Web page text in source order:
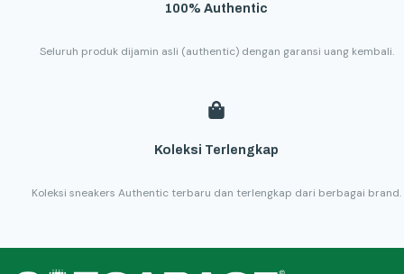
100% Authentic
Seluruh produk dijamin asli (authentic) dengan garansi uang kembali.
Koleksi Terlengkap
Koleksi sneakers Authentic terbaru dan terlengkap dari berbagai brand.